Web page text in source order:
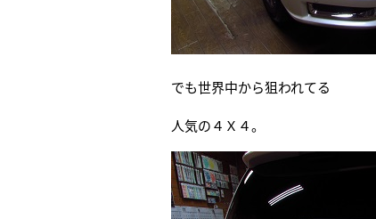
でも世界中から狙われてる
人気の４Ｘ４。